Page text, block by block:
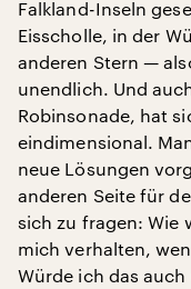
Falkland-Inseln
Eisscholle, in der
anderen Stern —
unendlich. Und
Robinsonade, hat
eindimensional.
neue Lösungen
anderen Seite für
sich zu fragen: Wie
mich verhalten,
Würde ich das auch